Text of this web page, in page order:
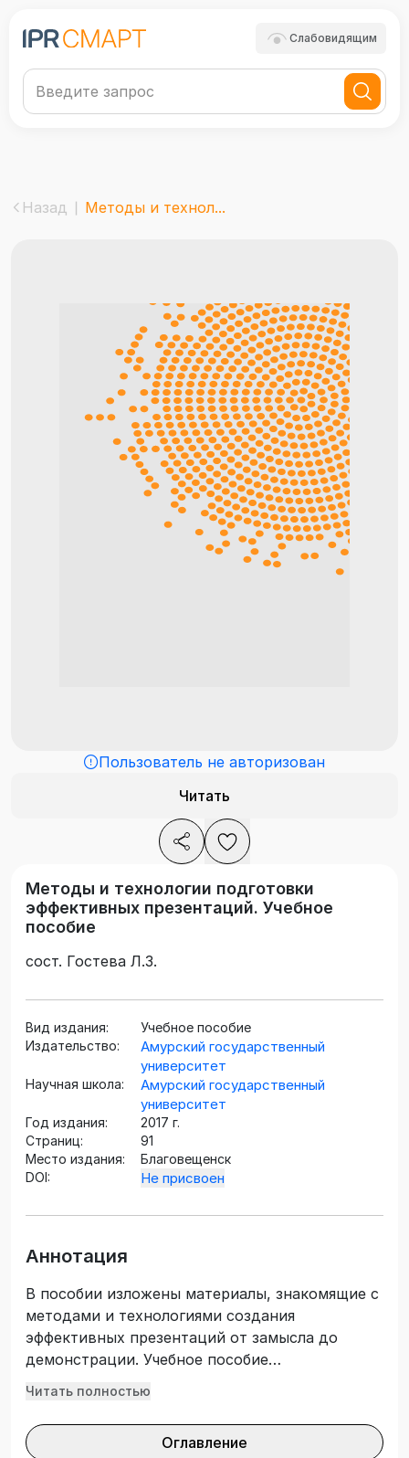
Слабовидящим
Назад Методы и технол...
Пользователь не авторизован
Читать
Методы и технологии подготовки
эффективных презентаций. Учебное
пособие
сост. Гостева Л.З.
Вид издания:
Учебное пособие
Издательство:
Амурский государственный
университет
Научная школа:
Амурский государственный
университет
Год издания:
2017 г.
Страниц:
91
Место издания:
Благовещенск
DOI:
Не присвоен
Аннотация
В пособии изложены материалы, знакомящие с
методами и технологиями создания
эффективных презентаций от замысла до
демонстрации. Учебное пособие
предназначено для магистрантов высших
подготовки «Социальная работа»,
преподавателей вузов и аспирантов,
Читать полностью
Оглавление